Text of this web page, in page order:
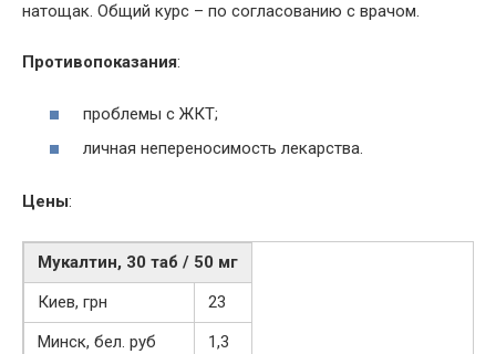
натощак. Общий курс – по согласованию с врачом.
Противопоказания:
проблемы с ЖКТ;
личная непереносимость лекарства.
Цены:
Мукалтин, 30 таб / 50 мг
Киев, грн
23
Минск, бел. руб
1,3